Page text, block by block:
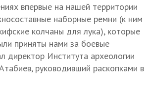
впервые на нашей территории
наборные ремни (к ним
колчаны для лука), которые
приняты нами за боевые
директор Института археологии
руководивший раскопками в